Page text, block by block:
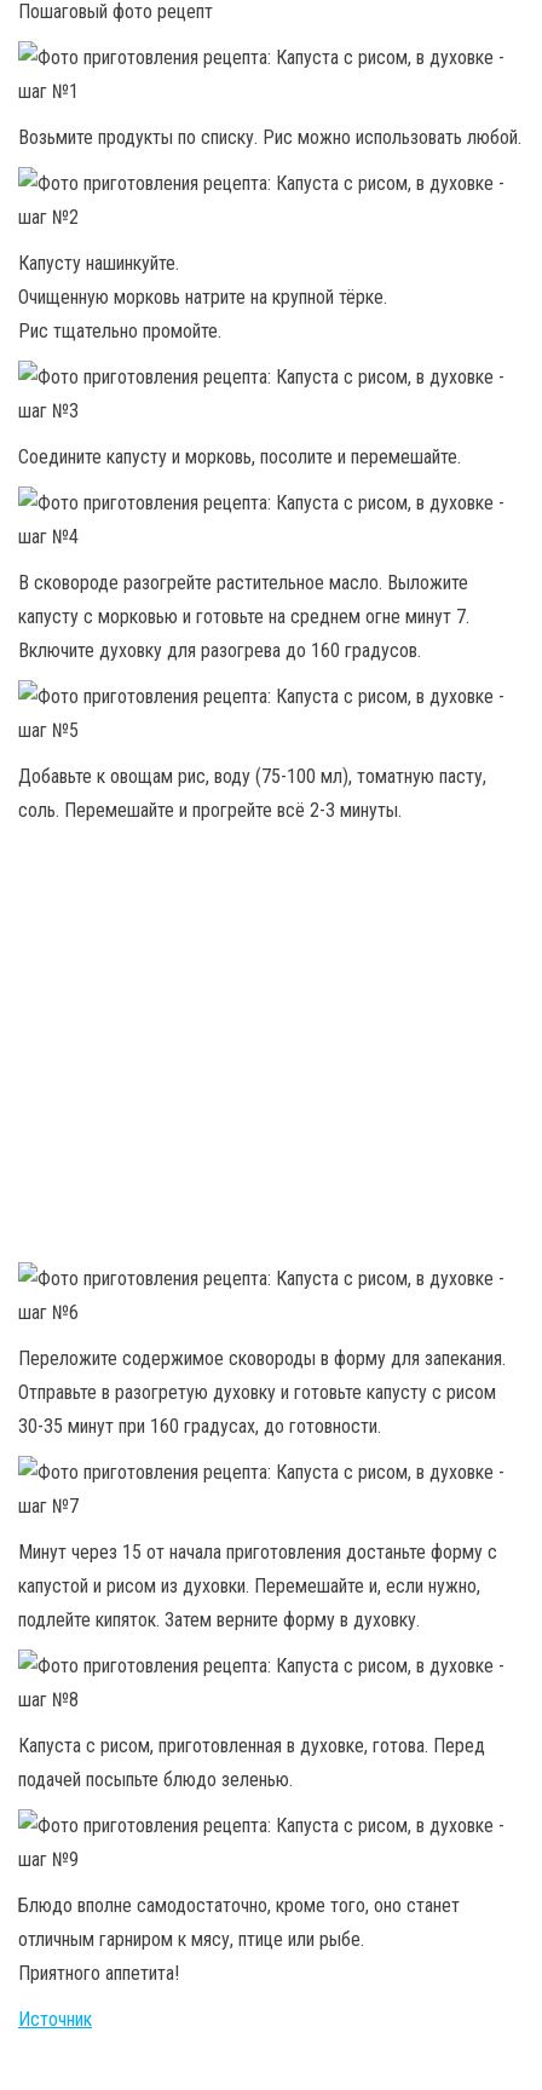
Пошаговый фото рецепт
Возьмите продукты по списку. Рис можно использовать любой.
Капусту нашинкуйте.
Очищенную морковь натрите на крупной тёрке.
Рис тщательно промойте.
Соедините капусту и морковь, посолите и перемешайте.
В сковороде разогрейте растительное масло. Выложите
капусту с морковью и готовьте на среднем огне минут 7.
Включите духовку для разогрева до 160 градусов.
Добавьте к овощам рис, воду (75-100 мл), томатную пасту,
соль. Перемешайте и прогрейте всё 2-3 минуты.
Переложите содержимое сковороды в форму для запекания.
Отправьте в разогретую духовку и готовьте капусту с рисом
30-35 минут при 160 градусах, до готовности.
Минут через 15 от начала приготовления достаньте форму с
капустой и рисом из духовки. Перемешайте и, если нужно,
подлейте кипяток. Затем верните форму в духовку.
Капуста с рисом, приготовленная в духовке, готова. Перед
подачей посыпьте блюдо зеленью.
Блюдо вполне самодостаточно, кроме того, оно станет
отличным гарниром к мясу, птице или рыбе.
Приятного аппетита!
Источник